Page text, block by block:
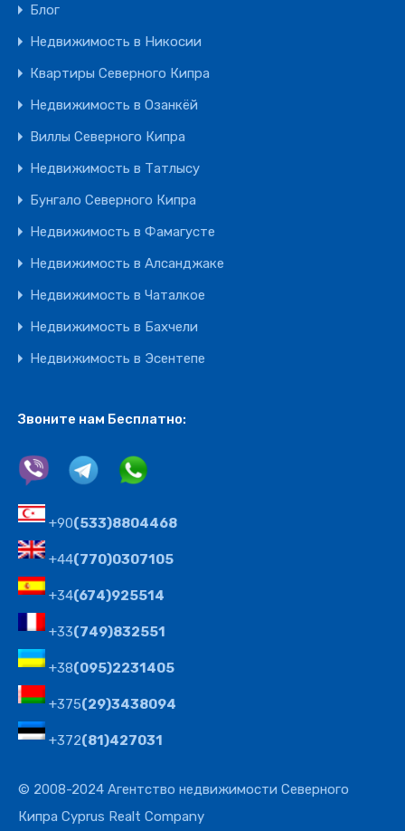
Блог
Недвижимость в Никосии
Квартиры Северного Кипра
Недвижимость в Озанкёй
Виллы Северного Кипра
Недвижимость в Татлысу
Бунгало Северного Кипра
Недвижимость в Фамагусте
Недвижимость в Алсанджаке
Недвижимость в Чаталкое
Недвижимость в Бахчели
Недвижимость в Эсентепе
Звоните нам Бесплатно:
+90(533)8804468
+44(770)0307105
+34(674)925514
+33(749)832551
+38(095)2231405
+375(29)3438094
+372(81)427031
© 2008-2024 Агентство недвижимости Северного
Кипра Cyprus Realt Company